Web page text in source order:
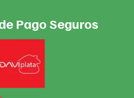
Pago Seguros